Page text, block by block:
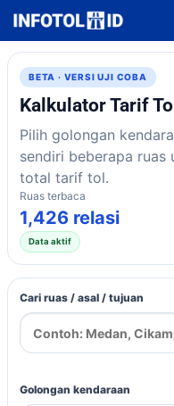
Skip
content
BETA · VERSI UJI COBA
Kalkulator Tarif
Pilih golongan
sendiri beberapa ruas
total tarif tol.
Ruas terbaca
1,426 relasi
Data aktif
Cari ruas / asal / tujuan
Golongan kendaraan